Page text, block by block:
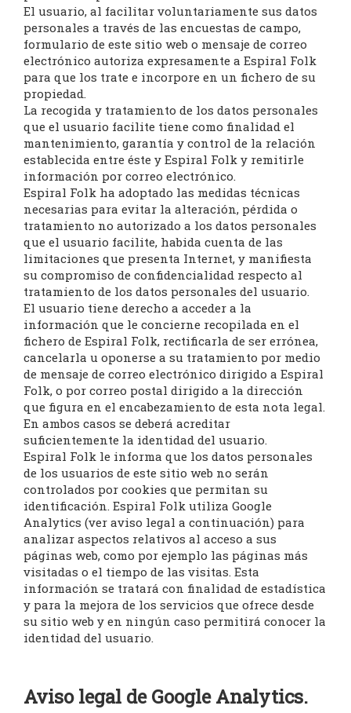
El usuario, al facilitar voluntariamente sus datos
personales a través de las encuestas de campo,
formulario de este sitio web o mensaje de correo
electrónico autoriza expresamente a Espiral Folk
para que los trate e incorpore en un fichero de su
propiedad.
La recogida y tratamiento de los datos personales
que el usuario facilite tiene como finalidad el
mantenimiento, garantía y control de la relación
establecida entre éste y Espiral Folk y remitirle
información por correo electrónico.
Espiral Folk ha adoptado las medidas técnicas
necesarias para evitar la alteración, pérdida o
tratamiento no autorizado a los datos personales
que el usuario facilite, habida cuenta de las
limitaciones que presenta Internet, y manifiesta
su compromiso de confidencialidad respecto al
tratamiento de los datos personales del usuario.
El usuario tiene derecho a acceder a la
información que le concierne recopilada en el
fichero de Espiral Folk, rectificarla de ser errónea,
cancelarla u oponerse a su tratamiento por medio
de mensaje de correo electrónico dirigido a Espiral
Folk, o por correo postal dirigido a la dirección
que figura en el encabezamiento de esta nota legal.
En ambos casos se deberá acreditar
suficientemente la identidad del usuario.
Espiral Folk le informa que los datos personales
de los usuarios de este sitio web no serán
controlados por cookies que permitan su
identificación. Espiral Folk utiliza Google
Analytics (ver aviso legal a continuación) para
analizar aspectos relativos al acceso a sus
páginas web, como por ejemplo las páginas más
visitadas o el tiempo de las visitas. Esta
información se tratará con finalidad de estadística
y para la mejora de los servicios que ofrece desde
su sitio web y en ningún caso permitirá conocer la
identidad del usuario.
Aviso legal de Google Analytics.